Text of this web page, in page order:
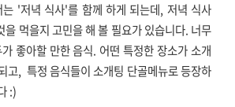
는 '저녁 식사'를 함께 하게 되는데, 저녁 식사
을 먹을지 고민을 해 볼 필요가 있습니다. 너무
좋아할 만한 음식. 어떤 특정한 장소가 소개
고, 특정 음식들이 소개팅 단골메뉴로 등장하
:)